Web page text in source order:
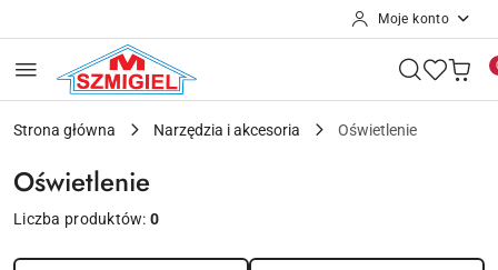
Moje konto
Strona główna Narzędzia i akcesoria Oświetlenie
Oświetlenie
Liczba produktów:0